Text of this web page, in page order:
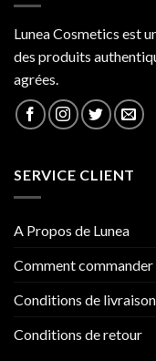
Lunea Cosmetics est
des produits
agrées.
SERVICE CLIENT
A Propos de Lunea
Comment commander
Conditions de livraison
Conditions de retour